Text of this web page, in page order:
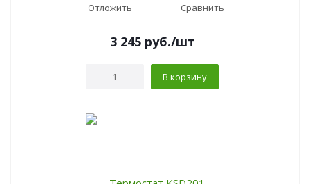
Отложить Сравнить
3 245 руб./шт
В корзину